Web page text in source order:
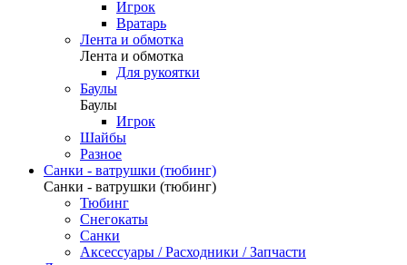
Игрок
Вратарь
Лента и обмотка
Лента и обмотка
Для рукоятки
Баулы
Баулы
Игрок
Шайбы
Разное
Санки - ватрушки (тюбинг)
Санки - ватрушки (тюбинг)
Тюбинг
Снегокаты
Санки
Аксессуары / Расходники / Запчасти